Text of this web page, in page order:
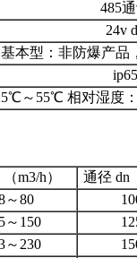
485
24v
基本型：非防爆产品
ip65
～55℃ 相对湿度
m3/h）
通径 dn
～80
～150
～230